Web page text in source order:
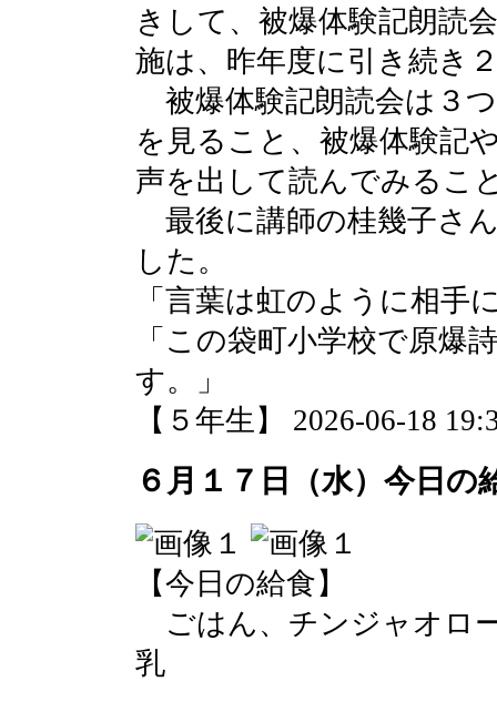
きして、被爆体験記朗読
施は、昨年度に引き続き
被爆体験記朗読会は３
を見ること、被爆体験記
声を出して読んでみるこ
最後に講師の桂幾子さ
した。
「言葉は虹のように相手
「この袋町小学校で原爆
す。」
【５年生】 2026-06-18
６月１７日（水）今日の
【今日の給食】
ごはん、チンジャオロ
乳